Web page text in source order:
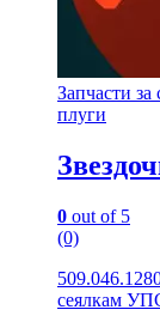
Запчасти
плуги
0 out of 5
(0)
сеялкам